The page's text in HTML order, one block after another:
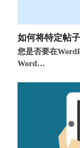
如何将特定帖
您是否要在
Word…